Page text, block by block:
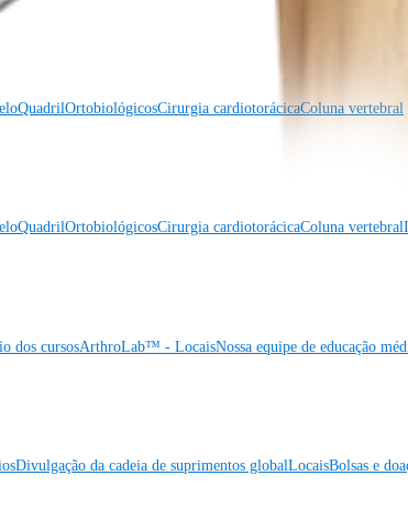
QuadrilOrtobiológicosCirurgia cardiotorácicaColuna vertebral
QuadrilOrtobiológicosCirurgia cardiotorácicaColuna vertebral
dos cursosArthroLab™ - LocaisNossa equipe de educação
Divulgação da cadeia de suprimentos globalLocaisBolsas e